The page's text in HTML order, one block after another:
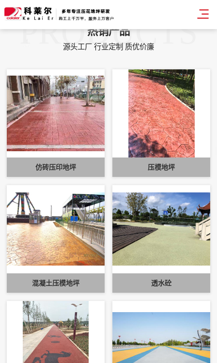
PRODUCTS
热销产品
源头工厂 行业定制 质优价廉
仿砖压印地坪 压模地坪
混凝土压模地坪 透水砼